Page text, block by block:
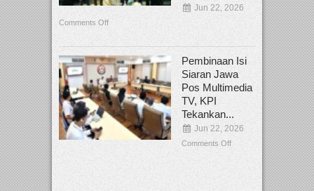
Jun 22, 2026
Comments Off
Pembinaan Isi
Siaran Jawa
Pos Multimedia
TV, KPI
Tekankan...
Jun 22, 2026
Comments Off